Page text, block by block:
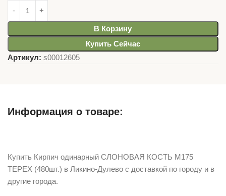
В Корзину
Купить Сейчас
Артикул: s00012605
Информация о товаре:
Купить Кирпич одинарный СЛОНОВАЯ КОСТЬ М175
TEРEX (480шт.) в Ликино-Дулево с доставкой по городу и в
другие города.